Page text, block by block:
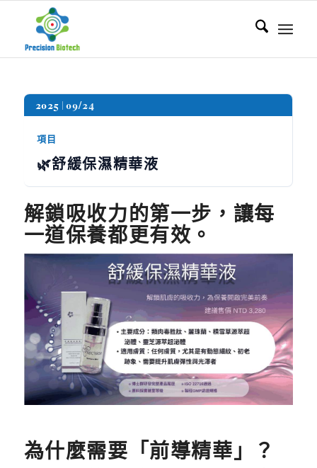
2025 09/24
項目
🌿舒緩保濕精華液
解鎖吸收力的第一步，讓每
一道保養都更有效。
為什麼需要「前導精華」？